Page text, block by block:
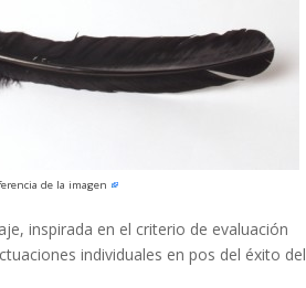
de la imagen
inspirada en el criterio de evaluación
individuales en pos del éxito del